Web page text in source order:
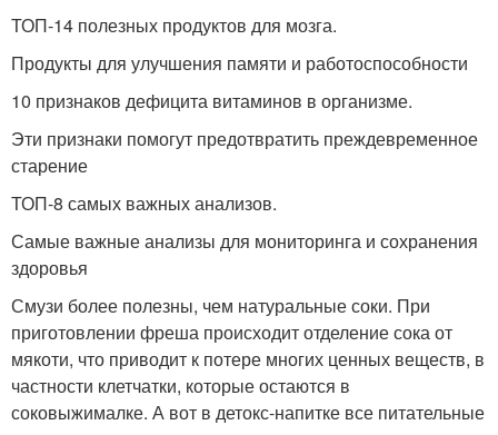
ТОП-14 полезных продуктов для мозга.
Продукты для улучшения памяти и работоспособности
10 признаков дефицита витаминов в организме.
Эти признаки помогут предотвратить преждевременное
старение
ТОП-8 самых важных анализов.
Самые важные анализы для мониторинга и сохранения
здоровья
Смузи более полезны, чем натуральные соки. При
приготовлении фреша происходит отделение сока от
мякоти, что приводит к потере многих ценных веществ, в
частности клетчатки, которые остаются в
соковыжималке. А вот в детокс-напитке все питательные